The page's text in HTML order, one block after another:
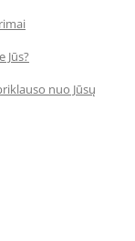
Jūs?
nuo Jūsų